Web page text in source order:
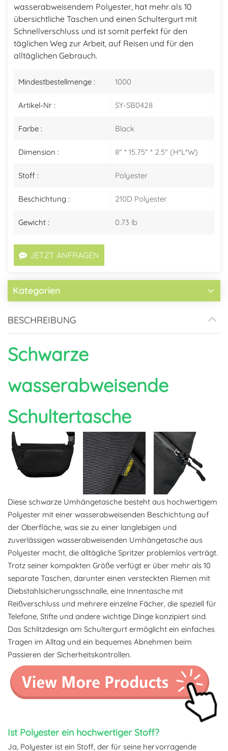
wasserabweisendem Polyester, hat mehr als 10
übersichtliche Taschen und einen Schultergurt mit
Schnellverschluss und ist somit perfekt für den
täglichen Weg zur Arbeit, auf Reisen und für den
alltäglichen Gebrauch.
Mindestbestellmenge : 1000
Artikel-Nr : SY-SB0428
Farbe : Black
Dimension : 8" * 15.75" * 2.5" (H*L*W)
Stoff : Polyester
Beschichtung : 210D Polyester
Gewicht : 0.73 lb
JETZT ANFRAGEN
Kategorien
BESCHREIBUNG
Schwarze
wasserabweisende
Schultertasche
Diese schwarze Umhängetasche besteht aus hochwertigem
Polyester mit einer wasserabweisenden Beschichtung auf
der Oberfläche, was sie zu einer langlebigen und
zuverlässigen wasserabweisenden Umhängetasche aus
Polyester macht, die alltägliche Spritzer problemlos verträgt.
Trotz seiner kompakten Größe verfügt er über mehr als 10
separate Taschen, darunter einen versteckten Riemen mit
Diebstahlsicherungsschnalle, eine Innentasche mit
Reißverschluss und mehrere einzelne Fächer, die speziell für
Telefone, Stifte und andere wichtige Dinge konzipiert sind.
Das Schlitzdesign am Schultergurt ermöglicht ein einfaches
Tragen im Alltag und ein bequemes Abnehmen beim
Passieren der Sicherheitskontrollen.
Ist Polyester ein hochwertiger Stoff?
Ja, Polyester ist ein Stoff, der für seine hervorragende